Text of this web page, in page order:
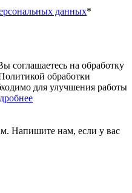
данных*
соглашаетесь на обработку
обработки
для улучшения работы
Напишите нам, если у вас